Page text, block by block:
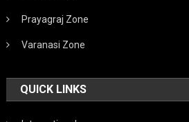
Prayagraj Zone
Varanasi Zone
QUICK LINKS